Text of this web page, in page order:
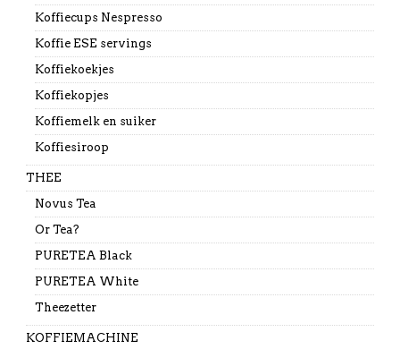
Koffiecups Nespresso
Koffie ESE servings
Koffiekoekjes
Koffiekopjes
Koffiemelk en suiker
Koffiesiroop
THEE
Novus Tea
Or Tea?
PURETEA Black
PURETEA White
Theezetter
KOFFIEMACHINE